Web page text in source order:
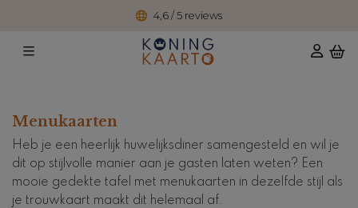
4,6 / 5 reviews
Menukaarten
Heb je een heerlijk huwelijksdiner samengesteld en wil je
dit op stijlvolle manier aan je gasten laten weten? Een
mooie gedekte tafel met menukaarten in dezelfde stijl als
je trouwkaart maakt dit helemaal af.